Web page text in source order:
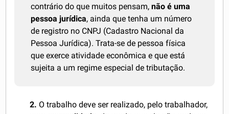
contrário do que muitos pensam,não é uma
pessoa jurídica, ainda que tenha um número
de registro no CNPJ (Cadastro Nacional da
Pessoa Jurídica). Trata-se de pessoa física
que exerce atividade econômica e que está
sujeita a um regime especial de tributação.
2. O trabalho deve ser realizado, pelo trabalhador,